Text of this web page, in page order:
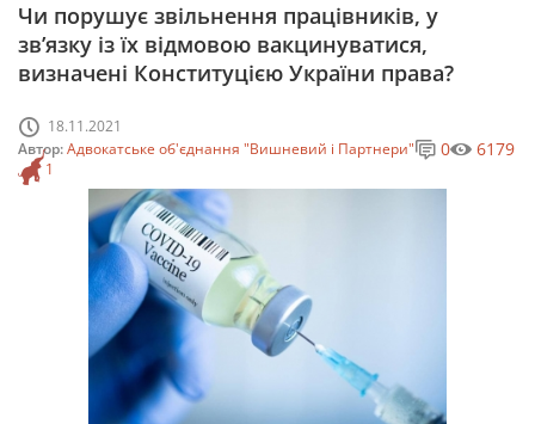
Чи порушує звільнення працівників, у
зв’язку із їх відмовою вакцинуватися,
визначені Конституцією України права?
18.11.2021
Автор:Адвокатське об'єднання "Вишневий і Партнери"
1
0 6179